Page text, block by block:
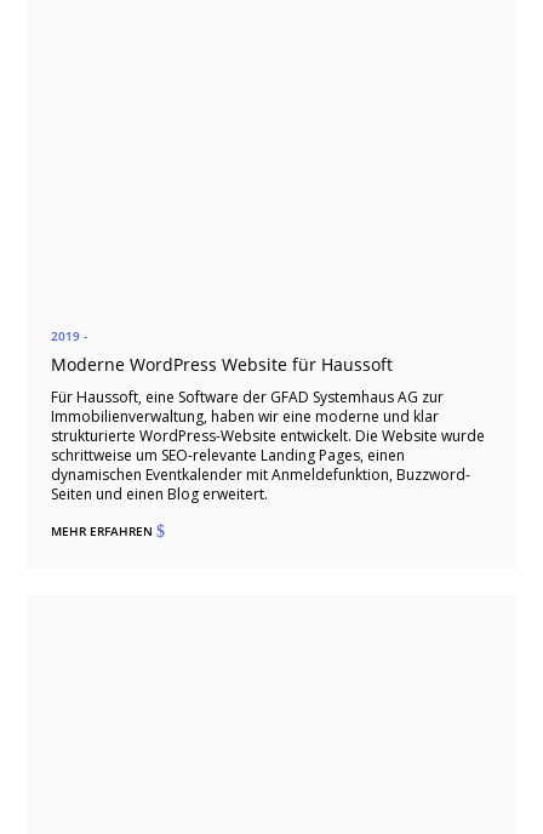
2019 -
Moderne WordPress Website für Haussoft
Für Haussoft, eine Software der GFAD Systemhaus AG zur
Immobilienverwaltung, haben wir eine moderne und klar
strukturierte WordPress-Website entwickelt. Die Website wurde
schrittweise um SEO-relevante Landing Pages, einen
dynamischen Eventkalender mit Anmeldefunktion, Buzzword-
Seiten und einen Blog erweitert.
MEHR ERFAHREN$